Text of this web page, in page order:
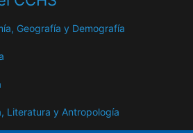
Geografía y Demografía
Literatura y Antropología